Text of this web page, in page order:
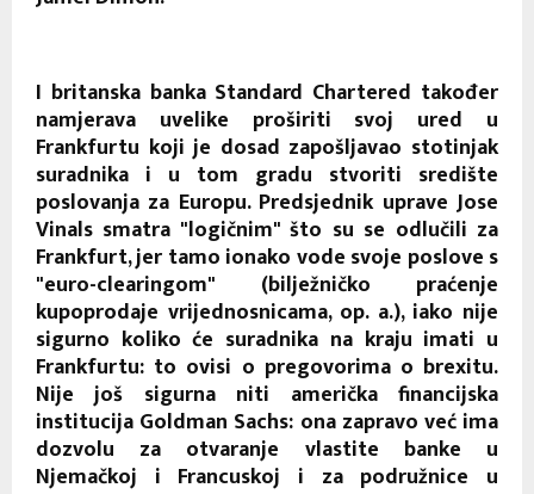
I britanska banka Standard Chartered također
namjerava uvelike proširiti svoj ured u
Frankfurtu koji je dosad zapošljavao stotinjak
suradnika i u tom gradu stvoriti središte
poslovanja za Europu. Predsjednik uprave Jose
Vinals smatra "logičnim" što su se odlučili za
Frankfurt, jer tamo ionako vode svoje poslove s
"euro-clearingom" (bilježničko praćenje
kupoprodaje vrijednosnicama, op. a.), iako nije
sigurno koliko će suradnika na kraju imati u
Frankfurtu: to ovisi o pregovorima o brexitu.
Nije još sigurna niti američka financijska
institucija Goldman Sachs: ona zapravo već ima
dozvolu za otvaranje vlastite banke u
Njemačkoj i Francuskoj i za podružnice u